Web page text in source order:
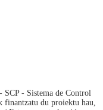
SCP - Sistema de Control
finantzatu du proiektu hau,